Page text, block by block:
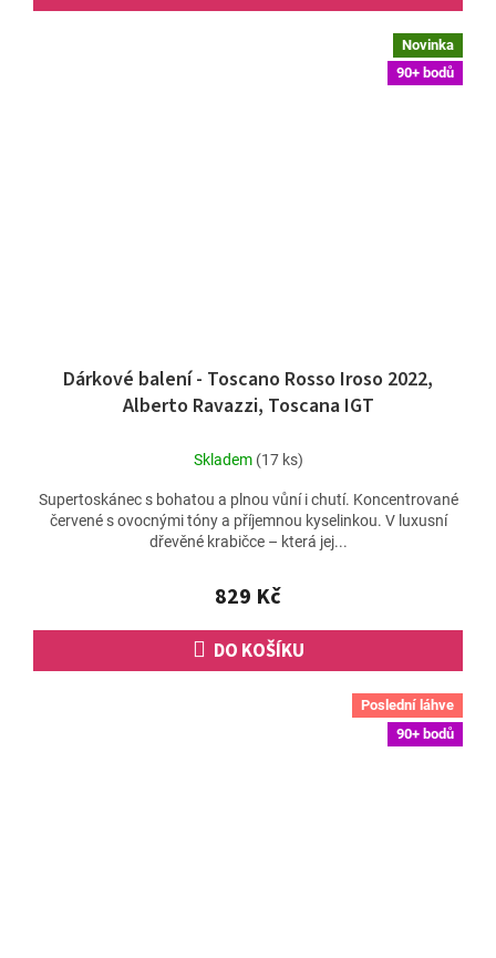
Novinka
90+ bodů
Dárkové balení - Toscano Rosso Iroso 2022,
Alberto Ravazzi, Toscana IGT
Skladem (17 ks)
829 Kč
DO KOŠÍKU
Supertoskánec s bohatou a plnou vůní i chutí. Koncentrované
červené s ovocnými tóny a příjemnou kyselinkou. V luxusní
dřevěné krabičce – která jej...
Poslední láhve
90+ bodů